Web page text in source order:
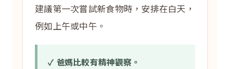
建議第一次嘗試新食物時，安排在白天，
例如上午或中午。
✓ 爸媽比較有精神觀察。